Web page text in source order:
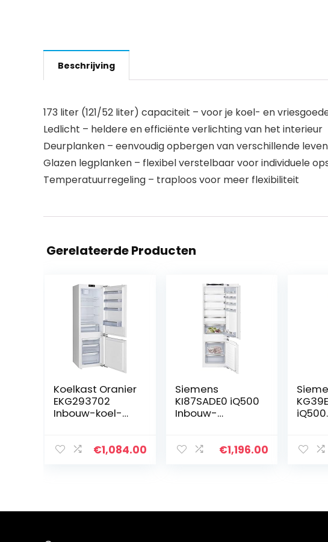
Beschrijving
173 liter (121/52 liter) capaciteit – voor je koel- en
Ledlicht – heldere en efficiënte verlichting van het interieur
Deurplanken – eenvoudig opbergen van verschillende
Glazen legplanken – flexibel verstelbaar voor individuele
Temperatuurregeling – traploos voor meer flexibiliteit
Gerelateerde Producten
Koelkast Oranier
EKG293702
Inbouw-koel-
€1,084.00
Siemens
KI87SADE0 iQ500
Inbouw-
kWh/jaar / 272
scharnier
€1,196.00
iQ500
D-